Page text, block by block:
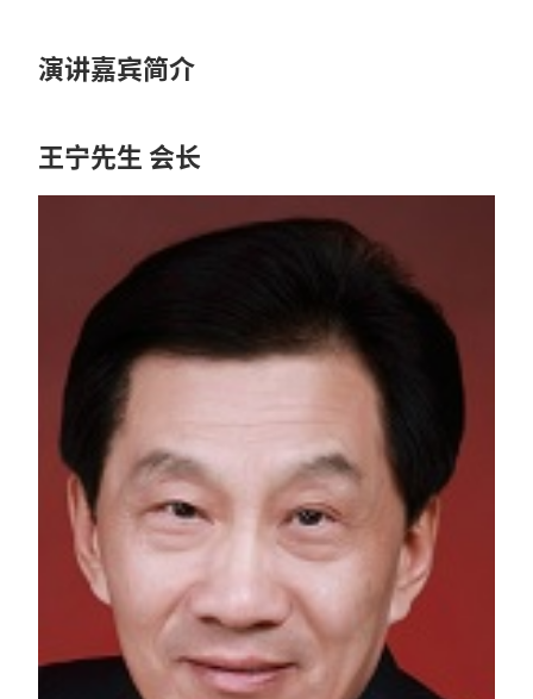
演讲嘉宾简介
王宁先生 会长